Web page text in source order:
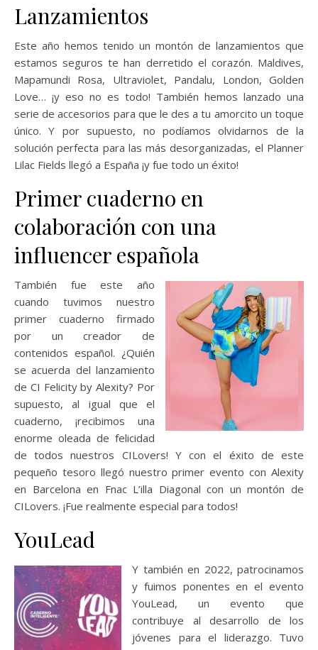
Lanzamientos
Este año hemos tenido un montón de lanzamientos que
estamos seguros te han derretido el corazón. Maldives,
Mapamundi Rosa, Ultraviolet, Pandalu, London, Golden
Love… ¡y eso no es todo! También hemos lanzado una
serie de accesorios para que le des a tu amorcito un toque
único. Y por supuesto, no podíamos olvidarnos de la
solución perfecta para las más desorganizadas, el Planner
Lilac Fields llegó a España ¡y fue todo un éxito!
Primer cuaderno en
colaboración con una
influencer española
También fue este año
cuando tuvimos nuestro
primer cuaderno firmado
por un creador de
contenidos español. ¿Quién
se acuerda del lanzamiento
de CI Felicity by Alexity? Por
supuesto, al igual que el
cuaderno, ¡recibimos una
enorme oleada de felicidad
de todos nuestros CILovers! Y con el éxito de este
pequeño tesoro llegó nuestro primer evento con Alexity
en Barcelona en Fnac L’illa Diagonal con un montón de
CILovers. ¡Fue realmente especial para todos!
YouLead
Y también en 2022, patrocinamos
y fuimos ponentes en el evento
YouLead, un evento que
contribuye al desarrollo de los
jóvenes para el liderazgo. Tuvo